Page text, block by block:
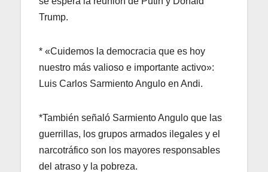
Trump.
* «Cuidemos la democracia que es hoy
nuestro más valioso e importante activo»:
Luis Carlos Sarmiento Angulo en Andi.
*También señaló Sarmiento Angulo que las
guerrillas, los grupos armados ilegales y el
narcotráfico son los mayores responsables
del atraso y la pobreza.